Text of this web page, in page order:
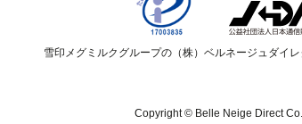
雪印メグミルクグループの（株）ベルネージュダイ
Copyright © Belle Neige Direct